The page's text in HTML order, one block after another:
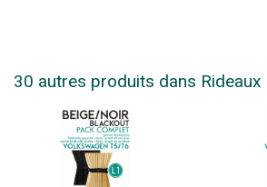
30 autres produits dans Rideaux